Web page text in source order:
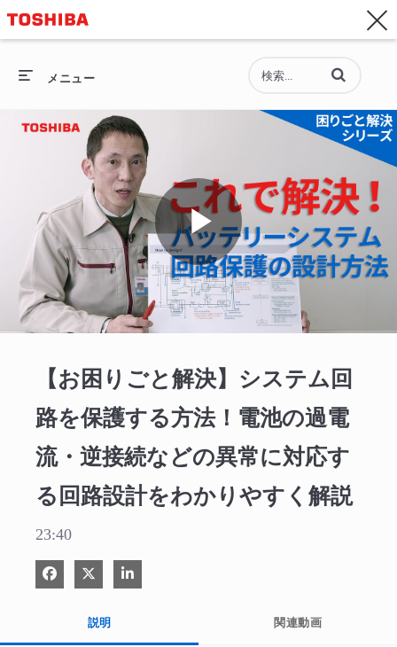
総合トップ
総合トップ
セミコンダクター
ストレージ
企業情報
採用情報
メニュー 動画の検索語句
Play
【お困りごと解決】システム回
路を保護する方法！電池の過電
流・逆接続などの異常に対応す
る回路設計をわかりやすく解説
23:40
Facebook で共有
Xで共有する
LinkedIn で共有
説明 関連動画